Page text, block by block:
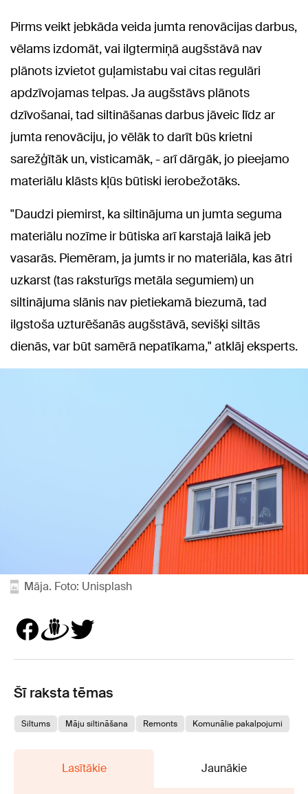
Pirms veikt jebkāda veida jumta renovācijas darbus,
vēlams izdomāt, vai ilgtermiņā augšstāvā nav
plānots izvietot guļamistabu vai citas regulāri
apdzīvojamas telpas. Ja augšstāvs plānots
dzīvošanai, tad siltināšanas darbus jāveic līdz ar
jumta renovāciju, jo vēlāk to darīt būs krietni
sarežģītāk un, visticamāk, - arī dārgāk, jo pieejamo
materiālu klāsts kļūs būtiski ierobežotāks.
"Daudzi piemirst, ka siltinājuma un jumta seguma
materiālu nozīme ir būtiska arī karstajā laikā jeb
vasarās. Piemēram, ja jumts ir no materiāla, kas ātri
uzkarst (tas raksturīgs metāla segumiem) un
siltinājuma slānis nav pietiekamā biezumā, tad
ilgstoša uzturēšanās augšstāvā, sevišķi siltās
dienās, var būt samērā nepatīkama," atklāj eksperts.
Māja. Foto: Unisplash
Šī raksta tēmas
Siltums Māju siltināšana Remonts Komunālie pakalpojumi
Lasītākie Jaunākie